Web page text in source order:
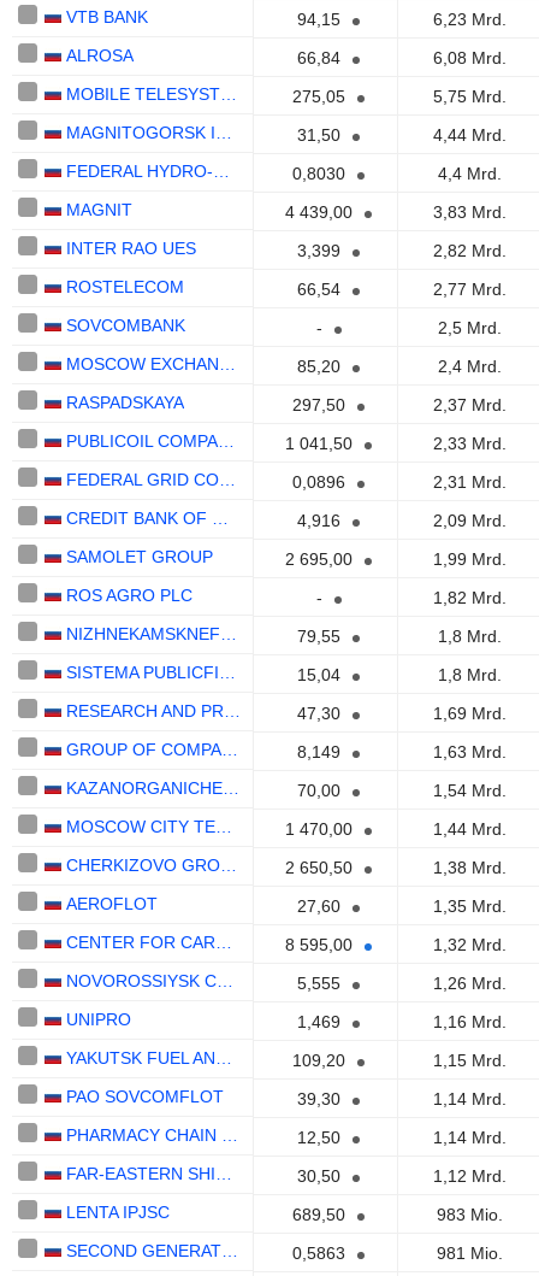
VTB BANK
94,15
6,23 Mrd.
ALROSA
66,84
6,08 Mrd.
275,05
5,75 Mrd.
31,50
4,44 Mrd.
0,8030
4,4 Mrd.
MAGNIT
4 439,00
3,83 Mrd.
INTER RAO UES
3,399
2,82 Mrd.
ROSTELECOM
66,54
2,77 Mrd.
SOVCOMBANK
-
2,5 Mrd.
85,20
2,4 Mrd.
RASPADSKAYA
297,50
2,37 Mrd.
1 041,50
2,33 Mrd.
0,0896
2,31 Mrd.
4,916
2,09 Mrd.
SAMOLET GROUP
2 695,00
1,99 Mrd.
ROS AGRO PLC
-
1,82 Mrd.
79,55
1,8 Mrd.
15,04
1,8 Mrd.
47,30
1,69 Mrd.
8,149
1,63 Mrd.
70,00
1,54 Mrd.
1 470,00
1,44 Mrd.
2 650,50
1,38 Mrd.
AEROFLOT
27,60
1,35 Mrd.
8 595,00
1,32 Mrd.
5,555
1,26 Mrd.
UNIPRO
1,469
1,16 Mrd.
109,20
1,15 Mrd.
PAO SOVCOMFLOT
39,30
1,14 Mrd.
12,50
1,14 Mrd.
30,50
1,12 Mrd.
LENTA IPJSC
689,50
983 Mio.
0,5863
981 Mio.